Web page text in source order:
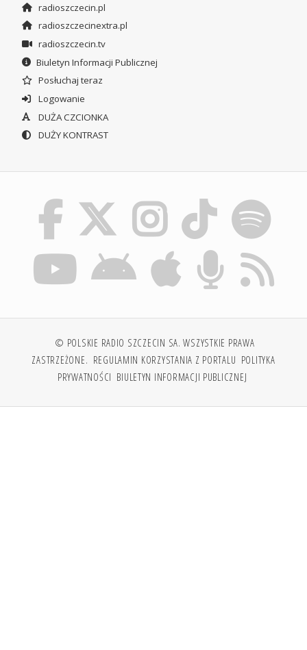
radioszczecin.pl
radioszczecinextra.pl
radioszczecin.tv
Biuletyn Informacji Publicznej
Posłuchaj teraz
Logowanie
DUŻA CZCIONKA
DUŻY KONTRAST
© POLSKIE RADIO SZCZECIN SA. WSZYSTKIE PRAWA
ZASTRZEŻONE. REGULAMIN KORZYSTANIA Z PORTALU POLITYKA
PRYWATNOŚCI BIULETYN INFORMACJI PUBLICZNEJ